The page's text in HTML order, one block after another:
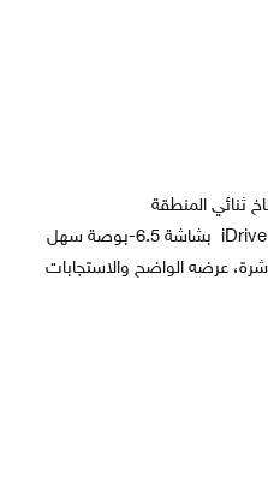
ثنائي المنطقة
مع نظام المعلومات والترفيه iDrive بشاشة 6.5-بوصة سهل
عرضه الواضح والاستجابات